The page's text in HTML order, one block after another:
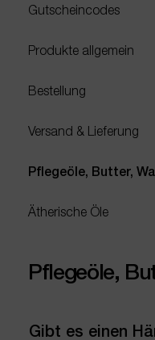
Gutscheincodes
Produkte allgemein
Bestellung
Versand & Lieferung
Pflegeöle, Butter,
Ätherische Öle
Pflegeöle,
Gibt es einen